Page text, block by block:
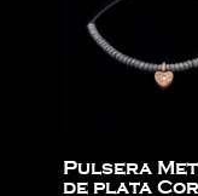
Pulsera
de plata